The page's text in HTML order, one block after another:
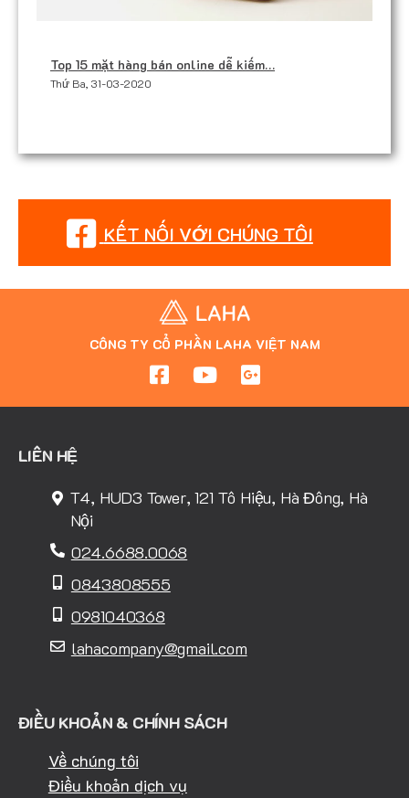
Top 15 mặt hàng bán online dễ kiếm…
Thứ Ba, 31-03-2020
KẾT NỐI VỚI CHÚNG TÔI
CÔNG TY CỔ PHẦN LAHA VIỆT NAM
LIÊN HỆ
T4, HUD3 Tower, 121 Tô Hiệu, Hà Đông, Hà
Nội
024.6688.0068
0843808555
0981040368
lahacompany@gmail.com
ĐIỀU KHOẢN & CHÍNH SÁCH
Về chúng tôi
Điều khoản dịch vụ